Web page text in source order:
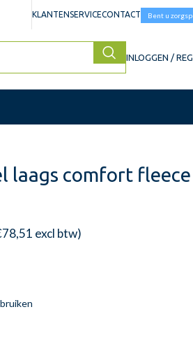
KLANTENSERVICECONTACT Bent u
INLOGGEN /
laags comfort
78,51 excl btw)